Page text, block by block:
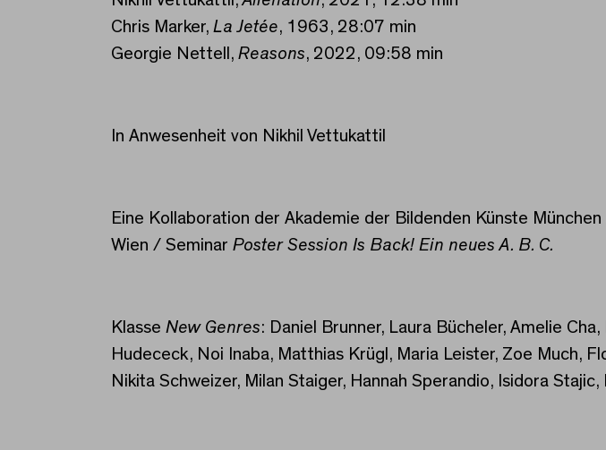
Chris Marker, La Jetée, 1963, 28:07 min
Georgie Nettell, Reasons, 2022, 09:58 min
In Anwesenheit von Nikhil Vettukattil
Eine Kollaboration der Akademie der Bildenden Künste
Wien / Seminar Poster Session Is Back! Ein neues A. B. C.
Klasse New Genres: Daniel Brunner, Laura Bücheler, Amelie
Hudececk, Noi Inaba, Matthias Krügl, Maria Leister, Zoe Much,
Nikita Schweizer, Milan Staiger, Hannah Sperandio, Isidora Stajic,